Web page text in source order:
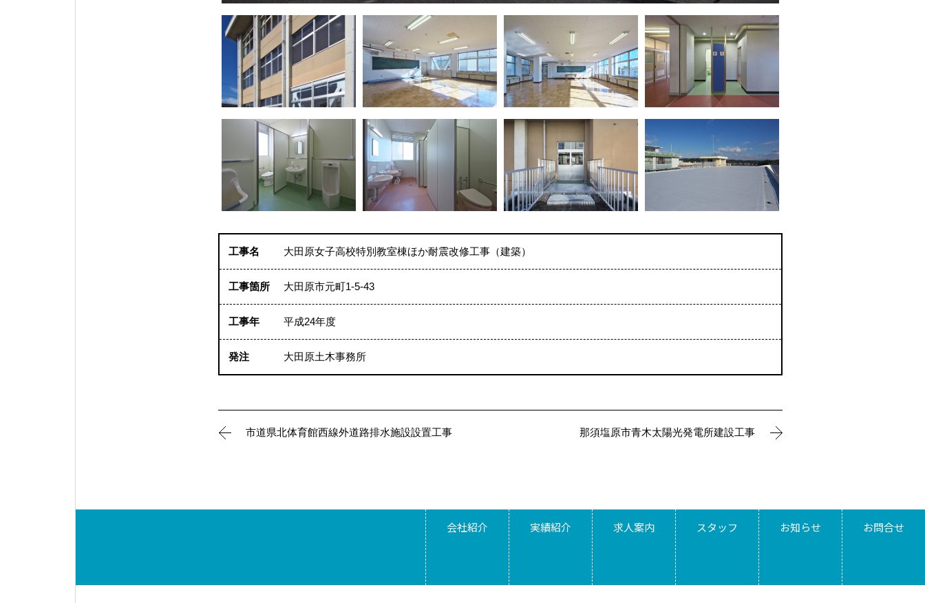
工事名 大田原女子高校特別教室棟ほか耐震改修工事（建築）
工事箇所 大田原市元町1-5-43
工事年 平成24年度
発注 大田原土木事務所
市道県北体育館西線外道路排水施設設置工事 那須塩原市青木太陽光発電所建設工事
会社紹介 実績紹介 求人案内 スタッフ お知らせ お問合せ